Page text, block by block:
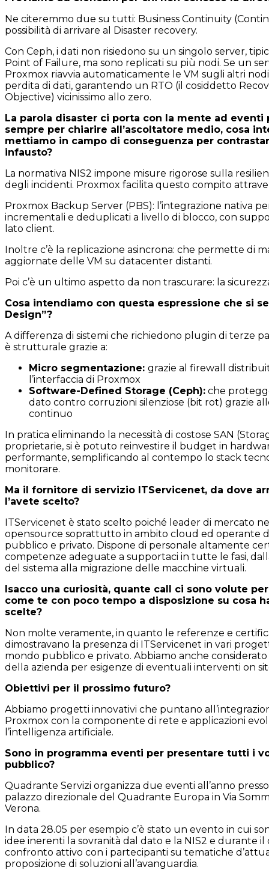
Ne citeremmo due su tutti: Business Continuity
possibilità di arrivare al Disaster recovery.
Con Ceph, i dati non risiedono su un singolo server,
Point of Failure, ma sono replicati su più nodi. Se un
Proxmox riavvia automaticamente le VM sugli altri
perdita di dati, garantendo un RTO (il cosiddetto
Objective) vicinissimo allo zero.
La parola disaster ci porta con la mente ad eventi
sempre per chiarire all’ascoltatore medio, cosa
mettiamo in campo di conseguenza per
infausto?
La normativa NIS2 impone misure rigorose sulla
degli incidenti. Proxmox facilita questo compito
Proxmox Backup Server (PBS): l’integrazione nativa
incrementali e deduplicati a livello di blocco, con
lato client.
Inoltre c’è la replicazione asincrona: che permette di
aggiornate delle VM su datacenter distanti.
Poi c’è un ultimo aspetto da non trascurare: la
Cosa intendiamo con questa espressione che si
Design”?
A differenza di sistemi che richiedono plugin di terze
è strutturale grazie a:
Micro segmentazione: grazie al firewall
l’interfaccia di Proxmox
Software-Defined Storage (Ceph): che
dato contro corruzioni silenziose (bit rot) grazie
continuo
In pratica eliminando la necessità di costose SAN
proprietarie, si è potuto reinvestire il budget in
performante, semplificando al contempo lo stack
monitorare.
Ma il fornitore di servizio ITServicenet, da dove
l’avete scelto?
ITServicenet è stato scelto poiché leader di mercato
opensource soprattutto in ambito cloud ed operante
pubblico e privato. Dispone di personale altamente
competenze adeguate a supportaci in tutte le fasi,
del sistema alla migrazione delle macchine virtuali.
Isacco una curiosità, quante call ci sono volute
come te con poco tempo a disposizione su cosa
scelte?
Non molte veramente, in quanto le referenze e
dimostravano la presenza di ITServicenet in vari
mondo pubblico e privato. Abbiamo anche
della azienda per esigenze di eventuali interventi on
Obiettivi per il prossimo futuro?
Abbiamo progetti innovativi che puntano
Proxmox con la componente di rete e applicazioni
l’intelligenza artificiale.
Sono in programma eventi per presentare tutti i
pubblico?
Quadrante Servizi organizza due eventi all’anno
palazzo direzionale del Quadrante Europa in Via
Verona.
In data 28.05 per esempio c’è stato un evento in cui
idee inerenti la sovranità dal dato e la NIS2 e durante il
confronto attivo con i partecipanti su tematiche
proposizione di soluzioni all’avanguardia.